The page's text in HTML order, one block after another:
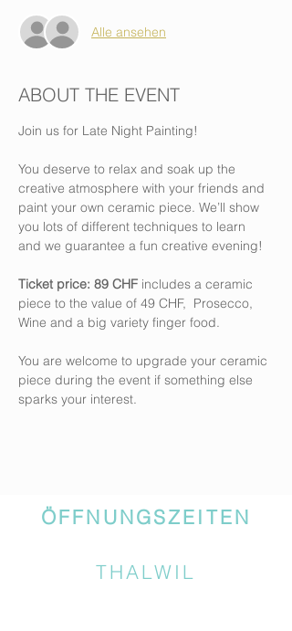
Alle ansehen
ABOUT THE EVENT
Join us for Late Night Painting!
You deserve to relax and soak up the
creative atmosphere with your friends and
paint your own ceramic piece. We’ll show
you lots of different techniques to learn
and we guarantee a fun creative evening!
Ticket price: 89 CHF includes a ceramic
piece to the value of 49 CHF,  Prosecco,
Wine and a big variety finger food.
You are welcome to upgrade your ceramic
piece during the event if something else
sparks your interest.
ÖFFNUNGSZEITEN
THALWIL